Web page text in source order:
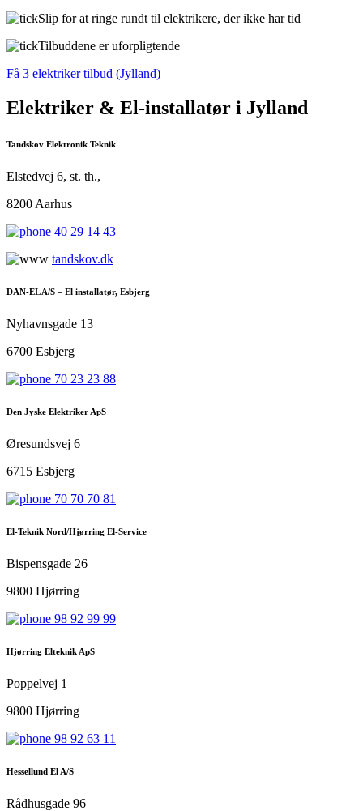
Slip for at ringe rundt til elektrikere, der ikke har tid
Tilbuddene er uforpligtende
Få 3 elektriker tilbud (Jylland)
Elektriker & El-installatør i Jylland
Tandskov Elektronik Teknik
Elstedvej 6, st. th.,
8200 Aarhus
40 29 14 43
tandskov.dk
DAN-EL A/S – El installatør, Esbjerg
Nyhavnsgade 13
6700 Esbjerg
70 23 23 88
Den Jyske Elektriker ApS
Øresundsvej 6
6715 Esbjerg
70 70 70 81
El-Teknik Nord/Hjørring El-Service
Bispensgade 26
9800 Hjørring
98 92 99 99
Hjørring Elteknik ApS
Poppelvej 1
9800 Hjørring
98 92 63 11
Hessellund El A/S
Rådhusgade 96